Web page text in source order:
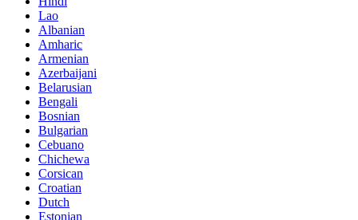
Lao
Albanian
Amharic
Armenian
Azerbaijani
Belarusian
Bengali
Bosnian
Bulgarian
Cebuano
Chichewa
Corsican
Croatian
Dutch
Estonian